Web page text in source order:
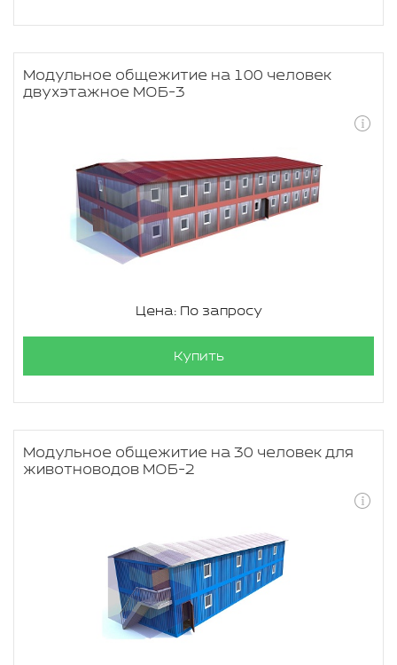
Модульное общежитие на 100 человек
двухэтажное МОБ-3
Цена: По запросу
Купить
Модульное общежитие на 30 человек для
животноводов МОБ-2